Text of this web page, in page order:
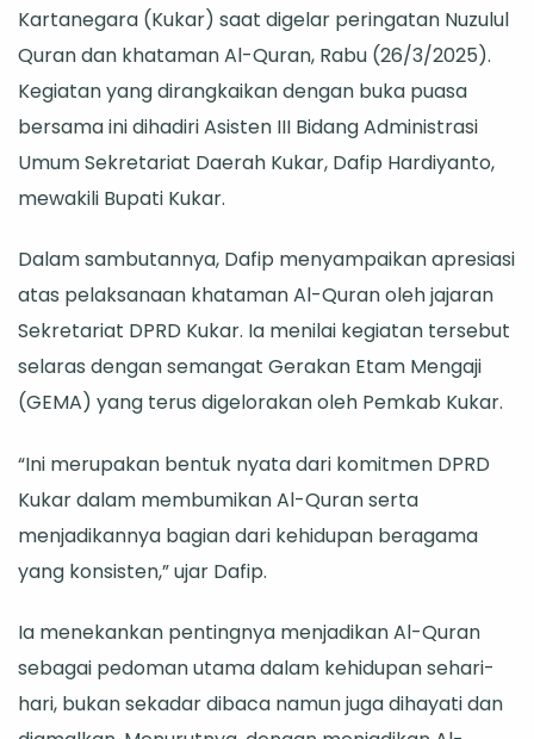
Hadiri
Peringatan
Nuzulul
Quran
di
Kartanegara (Kukar) saat digelar peringatan Nuzulul
Quran dan khataman Al-Quran, Rabu (26/3/2025).
Kegiatan yang dirangkaikan dengan buka puasa
bersama ini dihadiri Asisten III Bidang Administrasi
Umum Sekretariat Daerah Kukar, Dafip Hardiyanto,
mewakili Bupati Kukar.
Dalam sambutannya, Dafip menyampaikan apresiasi
atas pelaksanaan khataman Al-Quran oleh jajaran
Sekretariat DPRD Kukar. Ia menilai kegiatan tersebut
selaras dengan semangat Gerakan Etam Mengaji
(GEMA) yang terus digelorakan oleh Pemkab Kukar.
“Ini merupakan bentuk nyata dari komitmen DPRD
Kukar dalam membumikan Al-Quran serta
menjadikannya bagian dari kehidupan beragama
yang konsisten,” ujar Dafip.
Ia menekankan pentingnya menjadikan Al-Quran
sebagai pedoman utama dalam kehidupan sehari-
hari, bukan sekadar dibaca namun juga dihayati dan